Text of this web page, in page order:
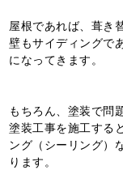
屋根であれば、葺き
壁もサイディングで
になってきます。
もちろん、塗装で問
塗装工事を施工する
ング（シーリング）
ります。